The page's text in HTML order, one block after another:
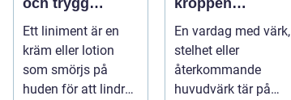
och trygg
användning
Ett liniment är en
kräm eller lotion
som smörjs på
huden för att lindra
kroppen
behöver hjälp
tillbaka
En vardag med värk,
stelhet eller
återkommande
huvudvärk tär på